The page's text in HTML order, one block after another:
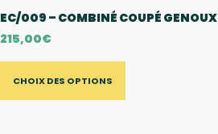
EC/009 – COMBINÉ COUPÉ GENOUX
215,00€
CHOIX DES OPTIONS